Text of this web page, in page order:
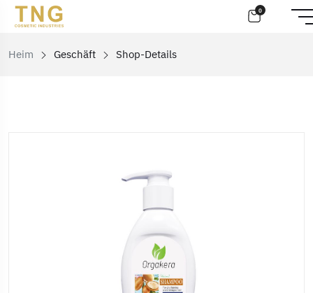
0
Heim Geschäft Shop-Details